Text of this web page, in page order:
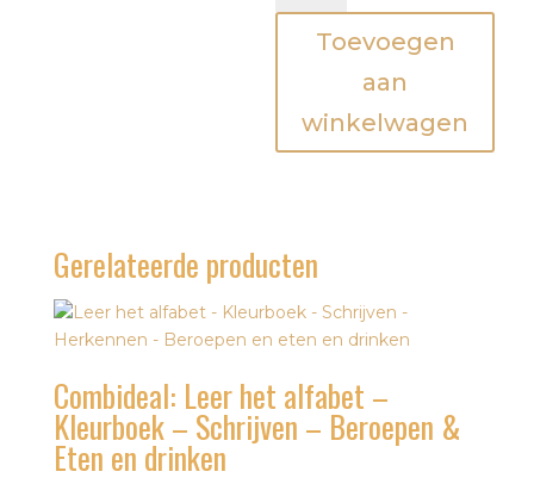
alfabet
Schrijven
-
aantal
Toevoegen
aan
winkelwagen
Gerelateerde producten
Combideal: Leer het alfabet –
Kleurboek – Schrijven – Beroepen &
Eten en drinken